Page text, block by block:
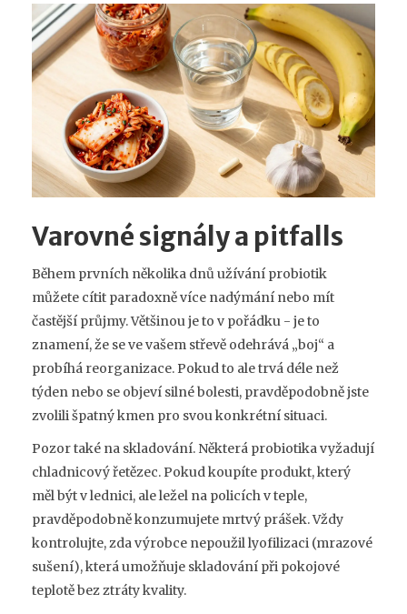
Varovné signály a pitfalls
Během prvních několika dnů užívání probiotik
můžete cítit paradoxně více nadýmání nebo mít
častější průjmy. Většinou je to v pořádku - je to
znamení, že se ve vašem střevě odehrává „boj“ a
probíhá reorganizace. Pokud to ale trvá déle než
týden nebo se objeví silné bolesti, pravděpodobně jste
zvolili špatný kmen pro svou konkrétní situaci.
Pozor také na skladování. Některá probiotika vyžadují
chladnicový řetězec. Pokud koupíte produkt, který
měl být v lednici, ale ležel na policích v teple,
pravděpodobně konzumujete mrtvý prášek. Vždy
kontrolujte, zda výrobce nepoužil lyofilizaci (mrazové
sušení), která umožňuje skladování při pokojové
teplotě bez ztráty kvality.